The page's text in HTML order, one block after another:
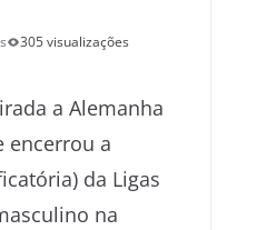
305 visualizações
a Alemanha
encerrou a
da Ligas
na